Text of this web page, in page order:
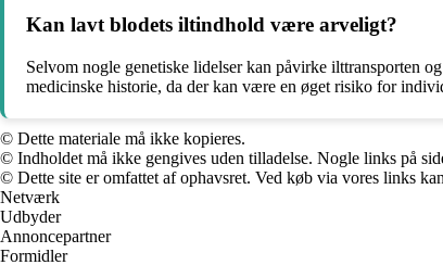
Kan lavt blodets iltindhold være arveligt?
Selvom nogle genetiske lidelser kan påvirke ilttransporten
medicinske historie, da der kan være en øget risiko for
© Dette materiale må ikke kopieres.
© Indholdet må ikke gengives uden tilladelse. Nogle links på
© Dette site er omfattet af ophavsret. Ved køb via vores links
Netværk
Udbyder
Annoncepartner
Formidler